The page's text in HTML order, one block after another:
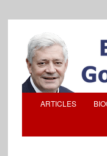
ARTICLES